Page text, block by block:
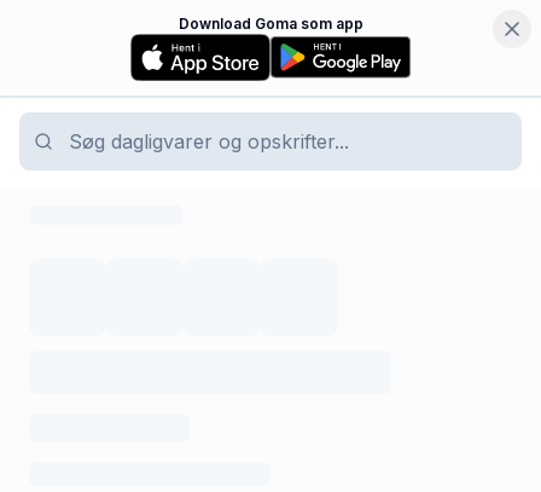
Download Goma som app